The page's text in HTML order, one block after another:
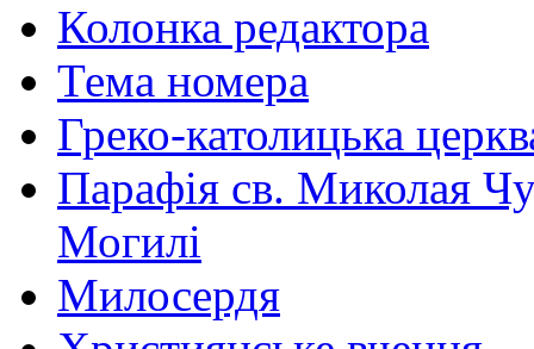
Колонка редактора
Тема номера
Греко-католицька
Парафія св. Миколая
Могилі
Милосердя